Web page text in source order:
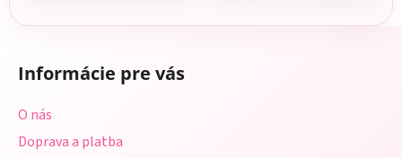
Informácie pre vás
O nás
Doprava a platba